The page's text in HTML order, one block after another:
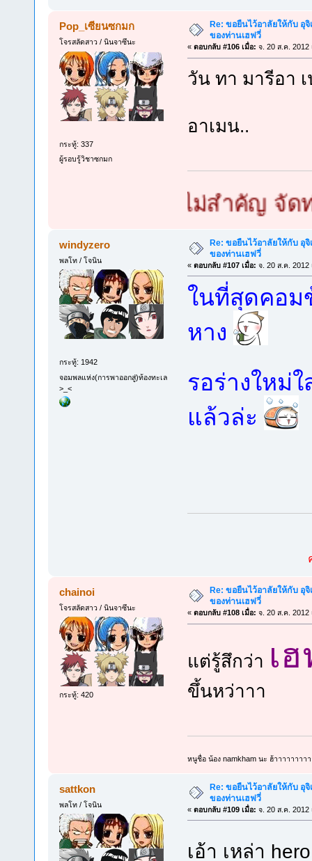
Pop_เซียนซกมก
โจรสลัดสาว / นินจาซึนะ
กระทู้: 337
ผู้รอบรู้วิชาซกมก
Re: ขอยืนไว้อาลัยให้กับ อุ
ของท่านเฮฟวี่
« ตอบกลับ #106 เมื่อ: จ. 20 ส.ค. 2012
วัน ทา มารีอา
อาเมน..
มก เล็กใหญ่ไม่สำคัญ จัดท่ายา
windyzero
พลโท / โจนิน
กระทู้: 1942
จอมพลแห่ง(การพาออกสู่)ท้องทะเล
>_<
Re: ขอยืนไว้อาลัยให้กับ อุจิ
ของท่านเฮฟวี่
« ตอบกลับ #107 เมื่อ: จ. 20 ส.ค. 2012
ในที่สุดคอม
หาง
รอร่างใหม่
แล้วล่ะ
chainoi
โจรสลัดสาว / นินจาซึนะ
กระทู้: 420
Re: ขอยืนไว้อาลัยให้กับ อุ
ของท่านเฮฟวี่
« ตอบกลับ #108 เมื่อ: จ. 20 ส.ค. 2012
แต่รู้สึกว่า เ
ขึ้นหว่าาา
หนูชื่อ น้อง namkham นะ ฮ้าาาาาาาา
sattkon
พลโท / โจนิน
Re: ขอยืนไว้อาลัยให้กับ อุจิ
ของท่านเฮฟวี่
« ตอบกลับ #109 เมื่อ: จ. 20 ส.ค. 2012
เอ้า เหล่า